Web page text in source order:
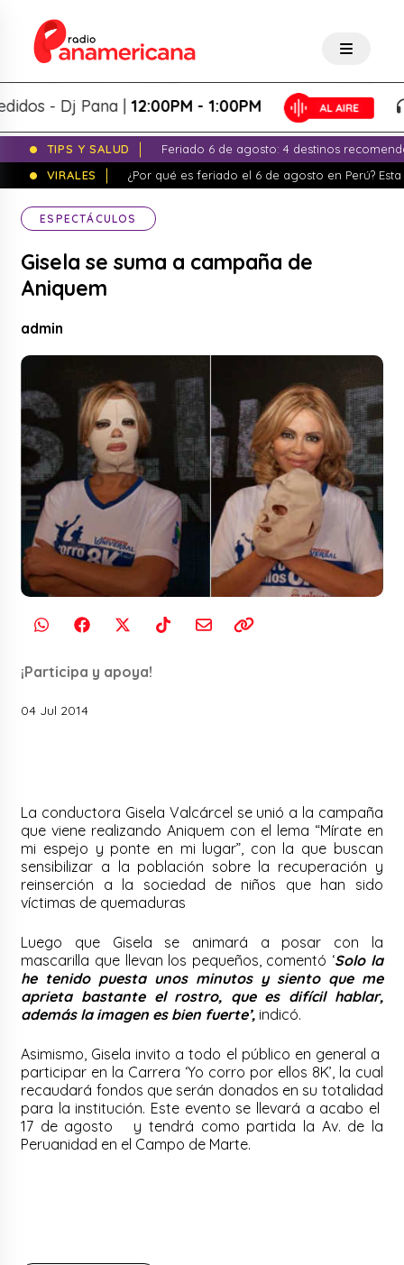
- Dj Pana |12:00PM - 1:00PM
TIPS Y SALUD
Feriado 6 de agosto: 4 destinos
VIRALES
¿Por qué es feriado el 6 de agosto en Perú?
ESPECTÁCULOS
Gisela se suma a campaña de
Aniquem
admin
¡Participa y apoya!
04 Jul 2014
La conductora Gisela Valcárcel se unió a la campaña
que viene realizando Aniquem con el lema “Mírate en
mi espejo y ponte en mi lugar”, con la que buscan
sensibilizar a la población sobre la recuperación y
reinserción a la sociedad de niños que han sido
víctimas de quemaduras
Luego que Gisela se animará a posar con la
mascarilla que llevan los pequeños, comentó ‘Solo la
he tenido puesta unos minutos y siento que me
aprieta bastante el rostro, que es difícil hablar,
además la imagen es bien fuerte’, indicó.
Asimismo, Gisela invito a todo el público en general a
participar en la Carrera ‘Yo corro por ellos 8K’, la cual
recaudará fondos que serán donados en su totalidad
para la institución. Este evento se llevará a acabo el
17 de agosto y tendrá como partida la Av. de la
Peruanidad en el Campo de Marte.